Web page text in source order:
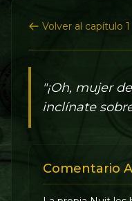
Volver al capítulo 1
"¡Oh, mujer
inclínate
Comentario